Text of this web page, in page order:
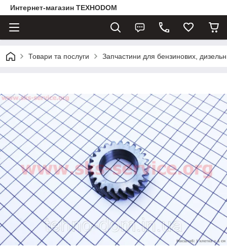
Интернет-магазин ТЕХНОDOM
Товари та послуги Запчастини для бензинових,